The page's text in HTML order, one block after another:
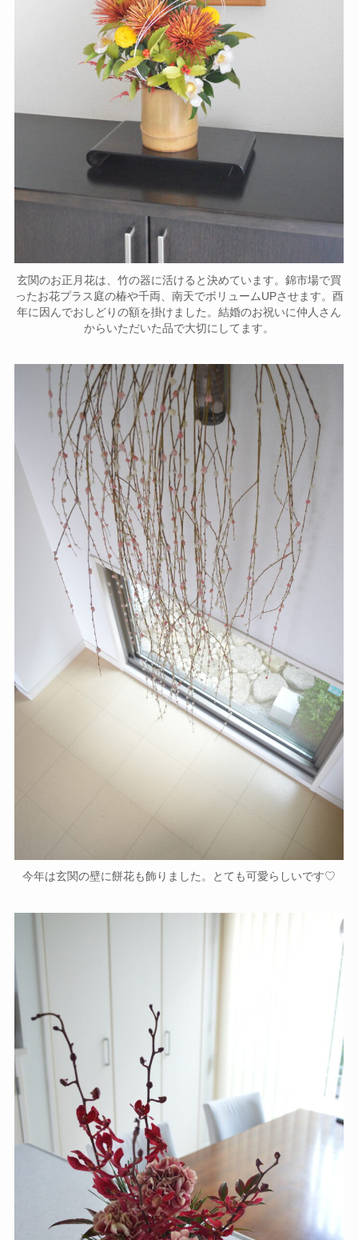
玄関のお正月花は、竹の器に活けると決めています。錦市場で買
ったお花プラス庭の椿や千両、南天でボリュームUPさせます。酉
年に因んでおしどりの額を掛けました。結婚のお祝いに仲人さん
からいただいた品で大切にしてます。
今年は玄関の壁に餅花も飾りました。とても可愛らしいです♡